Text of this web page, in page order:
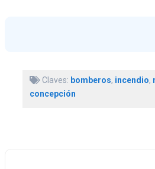
Claves: bomberos, incendio,
concepción